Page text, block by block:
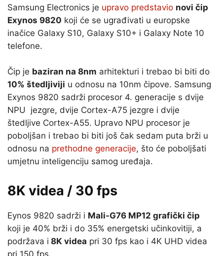
Samsung Electronics je upravo predstavio novi čip
Exynos 9820 koji će se ugrađivati u europske
inačice Galaxy S10, Galaxy S10+ i Galaxy Note 10
telefone.
Čip je baziran na 8nm arhitekturi i trebao bi biti do
10% štedljiviji u odnosu na 10nm čipove. Samsung
Exynos 9820 sadrži procesor 4. generacije s dvije
NPU jezgre, dvije Cortex-A75 jezgre i dvije
štedljive Cortex-A55. Upravo NPU procesor je
poboljšan i trebao bi biti još čak sedam puta brži u
odnosu na prethodne generacije, što će poboljšati
umjetnu inteligenciju samog uređaja.
8K videa / 30 fps
Eynos 9820 sadrži i Mali-G76 MP12 grafički čip
koji je 40% brži i do 35% energetski učinkovitiji, a
podržava i 8K videa pri 30 fps kao i 4K UHD videa
pri 150 fps.